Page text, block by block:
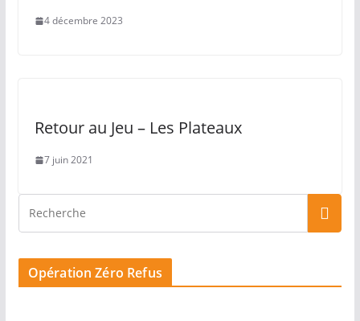
4 décembre 2023
Retour au Jeu – Les Plateaux
7 juin 2021
Opération Zéro Refus